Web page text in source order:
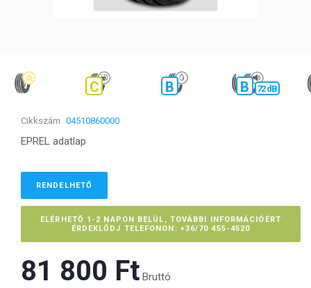
C B B 72 dB
Cikkszám 04510860000
EPREL adatlap
RENDELHETŐ
ELÉRHETŐ 1-2 NAPON BELÜL, TOVÁBBI INFORMÁCIÓÉRT
ÉRDEKLŐDJ TELEFONON: +36/70 455-4520
81 800 Ft‎ Bruttó